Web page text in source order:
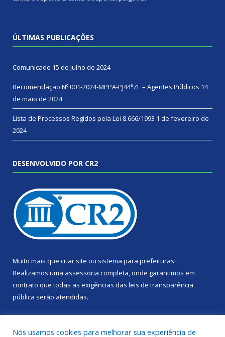
ÚLTIMAS PUBLICAÇÕES
Comunicado 15 de julho de 2024
Recomendação Nº 001-2024-MPPA-PJ44ªZE – Agentes Públicos 14
de maio de 2024
Lista de Processos Regidos pela Lei 8.666/1993 1 de fevereiro de
2024
DESENVOLVIDO POR CR2
Muito mais que criar site ou sistema para prefeituras!
Realizamos uma assessoria completa, onde garantimos em
contrato que todas as exigências das leis de transparência
pública serão atendidas.
Nós usamos cookies para melhorar sua experiência de